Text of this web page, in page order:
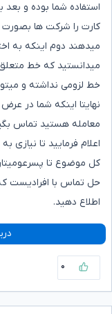
استفاده شما بوده و بعد
کارت را شرکت ها بصورت
میدهند دوم اینکه به
میدانستید که خط
خط لزومی نداشته و
نهایتا اینکه شما در
معامله هستید تماس
اعلام فرمایید تا
کل موضوع تا
حل تماس با افرادیست
اطلاع دهید.
۰